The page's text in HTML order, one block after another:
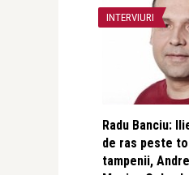
INTERVIURI
Radu Banciu:
de ras peste
tampenii,